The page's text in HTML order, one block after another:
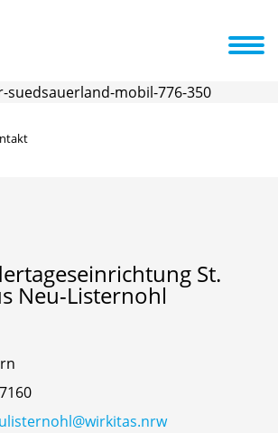
Kita von A-Z
St.
Neu-Listernohl